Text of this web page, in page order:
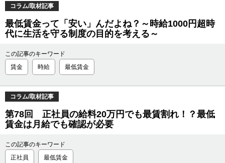
コラム/取材記事
最低賃金って「安い」んだよね？～時給1000円超時
代に生活を守る制度の目的を考える～
この記事のキーワード
賃金
時給 最低賃金
コラム/取材記事
第78回 正社員の給料20万円でも最賃割れ！？最低
賃金は月給でも確認が必要
この記事のキーワード
正社員
最低賃金